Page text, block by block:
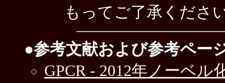
もってご了承くださ
●参考文献および参考ペー
GPCR - 2012年ノーベ